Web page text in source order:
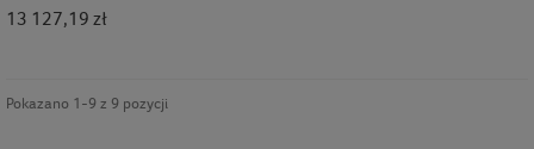
13 127,19 złCena
Pokazano 1-9 z 9 pozycji